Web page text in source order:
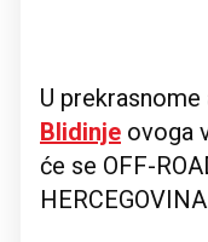
U
Blidinje ovoga
će se OFF-